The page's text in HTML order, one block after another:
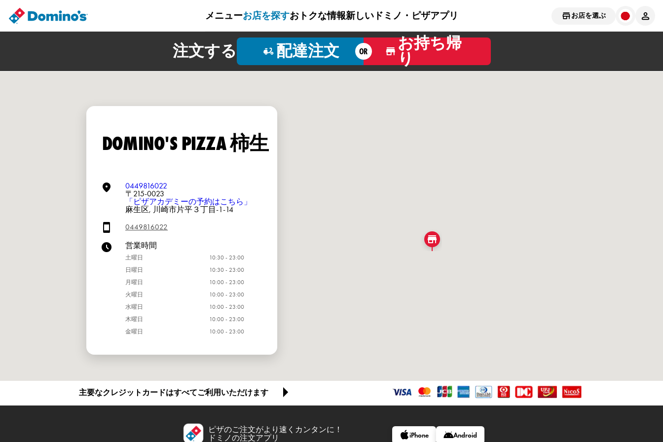
お店を選ぶ
メニューお店を探すおトクな情報新しいドミノ・ピザアプリ
注文する 配達注文 OR
お持ち帰
り
DOMINO'S PIZZA 柿生
0449816022
〒215-0023
「ピザアカデミーの予約はこちら」
麻生区, 川崎市片平３丁目-1-14
0449816022
営業時間
土曜日
10:30 - 23:00
日曜日
10:30 - 23:00
月曜日
10:00 - 23:00
火曜日
10:00 - 23:00
水曜日
10:00 - 23:00
木曜日
10:00 - 23:00
金曜日
10:00 - 23:00
主要なクレジットカードはすべてご利用いただけます
ピザのご注文がより速くカンタンに！
ドミノの注文アプリ
iPhone Android